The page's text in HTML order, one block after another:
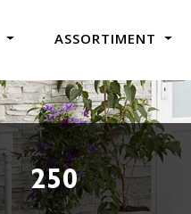
ASSORTIMENT
250